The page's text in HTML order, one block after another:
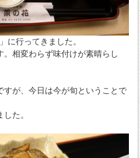
に行ってきました。
相変わらず味付けが素晴らし
すが、今日は今が旬ということで
た。